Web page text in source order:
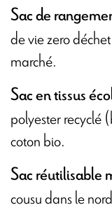
Sac de
de vie zero
marché.
Sac en tissus
polyester
coton bio.
Sac réutilisable
cousu dans le